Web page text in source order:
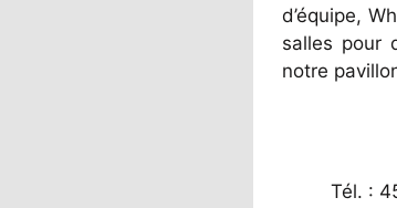
d’équipe,
salles pour
notre
Tél. :